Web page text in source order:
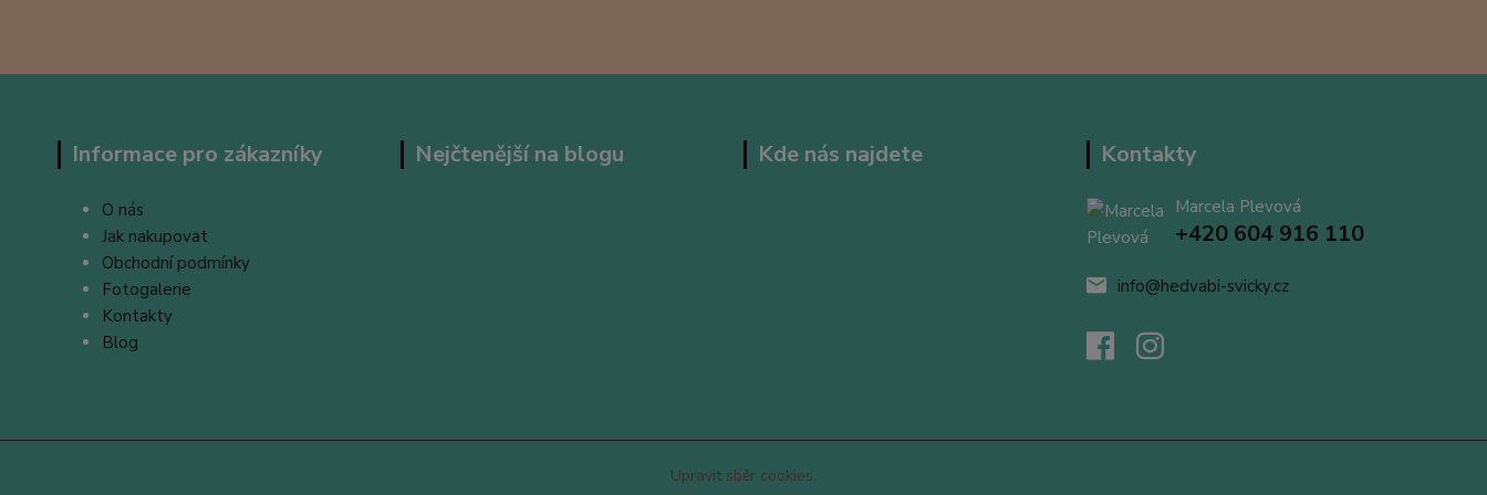
Informace pro zákazníky
O nás
Jak nakupovat
Obchodní podmínky
Fotogalerie
Kontakty
Blog
Nejčtenější na blogu Kde nás najdete Kontakty
Marcela Plevová
+420 604 916 110
info@hedvabi-svicky.cz
Upravit sběr cookies.